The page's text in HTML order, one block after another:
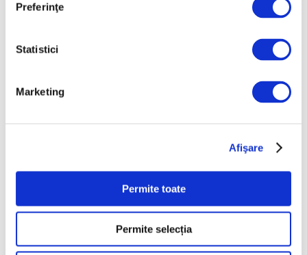
Preferinţe
Statistici
Marketing
Afişare
Permite toate
Permite selecția
Jeff Koons, la Muzeul de
Natură
Urmăreşte-ne pe